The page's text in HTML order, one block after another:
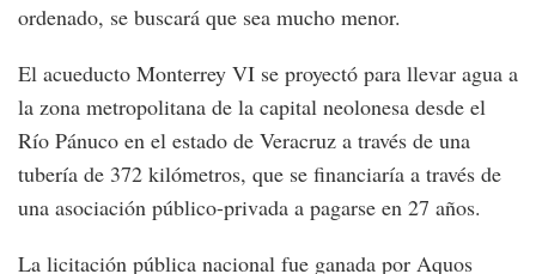
ordenado, se buscará que sea mucho menor.
El acueducto Monterrey VI se proyectó para llevar agua a
la zona metropolitana de la capital neolonesa desde el
Río Pánuco en el estado de Veracruz a través de una
tubería de 372 kilómetros, que se financiaría a través de
una asociación público-privada a pagarse en 27 años.
La licitación pública nacional fue ganada por Aquos